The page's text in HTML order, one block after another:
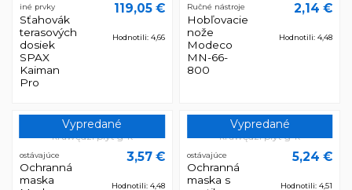
iné prvky
Sťahovák
terasových
dosiek
SPAX
Kaiman
Pro
119,05 €
Hodnotili: 4,66
Ručné nástroje
Hobľovacie
nože
Modeco
MN-66-
800
2,14 €
Hodnotili: 4,48
Vypredané
ostávajúce
Ochranná
maska
3,57 €
Hodnotili: 4,48
Vypredané
ostávajúce
Ochranná
maska s
5,24 €
Hodnotili: 4,51